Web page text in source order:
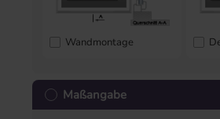
Wandmontage
Maßangabe